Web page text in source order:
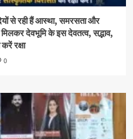
से रही हैं आस्था, समरसता और
देवभूमि के इस देवतत्व, सद्भाव,
रक्षा
0